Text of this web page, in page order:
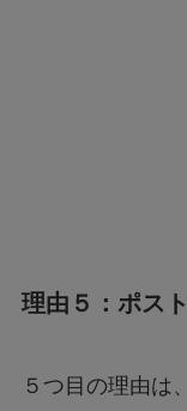
理由５：ポス
５つ目の理由は